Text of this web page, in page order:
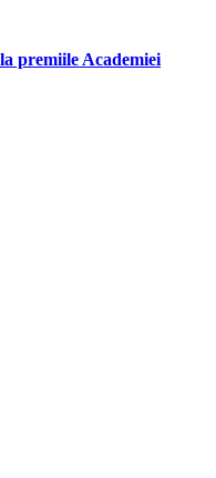
premiile Academiei